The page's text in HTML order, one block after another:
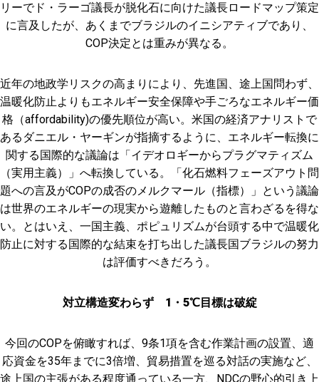
リーでド・ラーゴ議長が脱化石に向けた議長ロードマップ策定
に言及したが、あくまでブラジルのイニシアティブであり、
COP決定とは重みが異なる。
近年の地政学リスクの高まりにより、先進国、途上国問わず、
温暖化防止よりもエネルギー安全保障や手ごろなエネルギー価
格（affordability)の優先順位が高い。米国の経済アナリストで
あるダニエル・ヤーギンが指摘するように、エネルギー転換に
関する国際的な議論は「イデオロギーからプラグマティズム
（実用主義）」へ転換している。「化石燃料フェーズアウト問
題への言及がCOPの成否のメルクマール（指標）」という議論
は世界のエネルギーの現実から遊離したものと言わざるを得な
い。とはいえ、一国主義、ポピュリズムが台頭する中で温暖化
防止に対する国際的な結束を打ち出した議長国ブラジルの努力
は評価すべきだろう。
対立構造変わらず 1・5℃目標は破綻
今回のCOPを俯瞰すれば、9条1項を含む作業計画の設置、適
応資金を35年までに3倍増、貿易措置を巡る対話の実施など、
途上国の主張がある程度通っている一方、NDCの野心的引き上